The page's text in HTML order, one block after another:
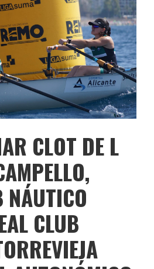
CLOT DE L
NÁUTICO
CLUB